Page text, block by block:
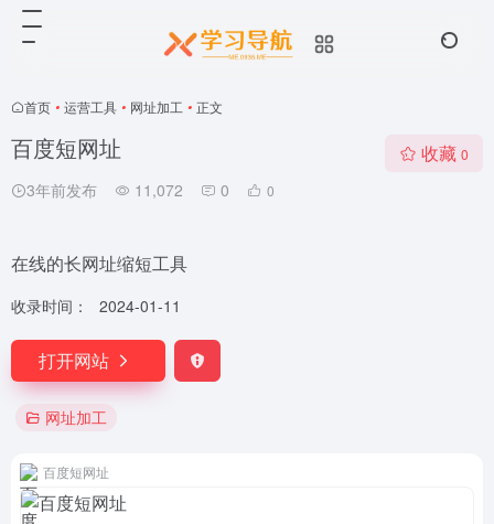
首页 • 运营工具 • 网址加工 • 正文
百度短网址
3年前发布 11,072 0 0
收藏 0
在线的长网址缩短工具
收录时间： 2024-01-11
打开网站
网址加工
百度短网址